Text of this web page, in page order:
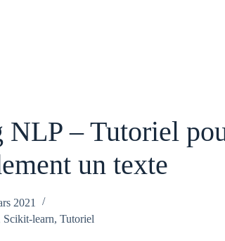
NLP – Tutoriel
un texte
2021
Scikit-learn, Tutoriel